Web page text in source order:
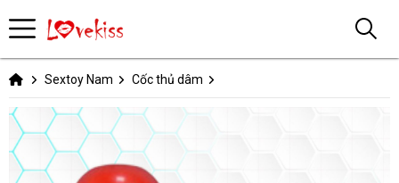
Sextoy Nam Cốc thủ dâm